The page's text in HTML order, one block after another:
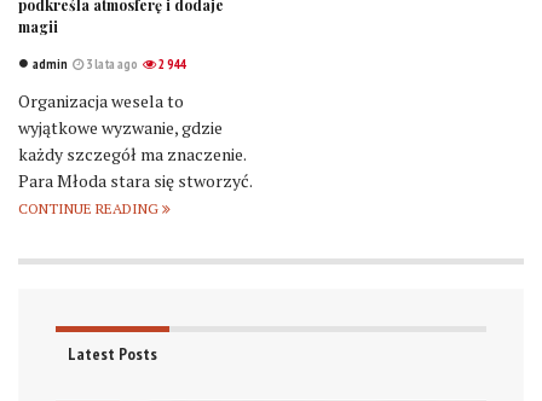
podkreśla atmosferę i dodaje
magii
admin 3 lata ago 2 944
Organizacja wesela to
wyjątkowe wyzwanie, gdzie
każdy szczegół ma znaczenie.
Para Młoda stara się stworzyć.
CONTINUE READING
Latest Posts